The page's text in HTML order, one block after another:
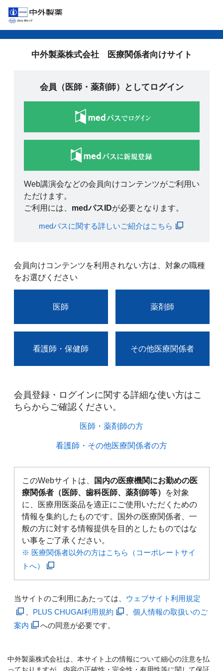
中外製薬株式会社 医療関係者向けサイト
会員（医師・薬剤師）としてログイン
Web講演会などの会員向けコンテンツがご利用い
ただけます。
ご利用には、 medパスIDが必要となります。
medパスに関する詳しいご紹介はこちら
会員向けコンテンツを利用されない方は、対象の職種
をお選びください
医師 薬剤師
看護師・保健師 その他医療関係者
会員登録・ログインに関する詳細な使い方はこ
ちらからご確認ください。​
医師・薬剤師の方​
看護師・その他医療関係者の方​
このWebサイトは、
国内の医療機関にお勤めの医
療関係者（医師、歯科医師、薬剤師等）
を対象
に、医療用医薬品を適正にご使用いただくための
情報を集約したものです。国外の医療関係者、一
般の方に対する情報提供を目的としたものではな
い事をご了承ください。
※ 医療関係者以外の方はこちら（コーポレートサイ
トへ）
当サイトのご利用にあたっては、 ウェブサイト利用規定
PLUS CHUGAI利用規約
個人情報の取扱いのご
案内
への同意が必要です。
中外製薬株式会社は、本サイト上の情報について細心の注意を払
っておりますが、内容の正確性・完全性・有用性等に関して保証